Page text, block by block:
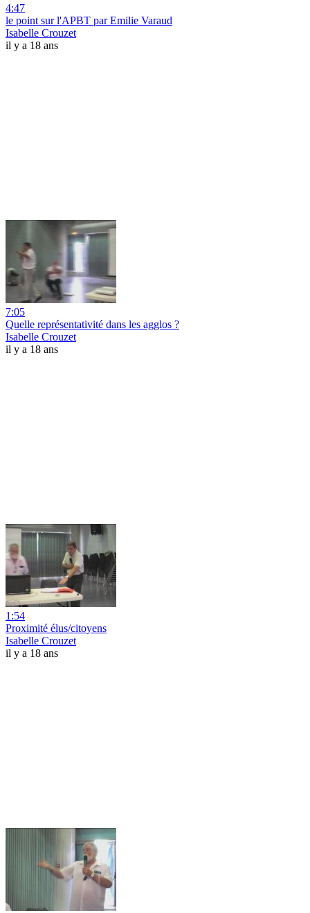
4:47
le point sur l'APBT par Emilie Varaud
Isabelle Crouzet
il y a 18 ans
7:05
Quelle représentativité dans les agglos ?
Isabelle Crouzet
il y a 18 ans
1:54
Proximité élus/citoyens
Isabelle Crouzet
il y a 18 ans